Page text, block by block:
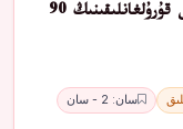
ئانا مەكتەپكە سالام - شىنجاڭ ئۇنىۋېرسىتېتى قۇرۇلغانلىقىنىڭ 90
سان: 2 - سان